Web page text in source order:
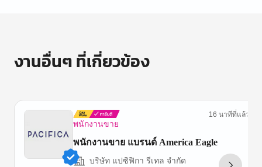
งานอื่นๆ ที่เกี่ยวข้อง
พนักงานขาย
16 นาทีที่แล้ว
พนักงานขาย แบรนด์ America Eagle
บริษัท แปซิฟิกา รีเทล จำกัด